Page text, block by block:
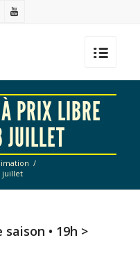
PRIX LIBRE
JUILLET
/
juillet
• 19h >